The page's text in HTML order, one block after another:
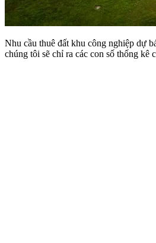
Nhu cầu thuê đất khu công nghiệp dự
chúng tôi sẽ chỉ ra các con số thống kê